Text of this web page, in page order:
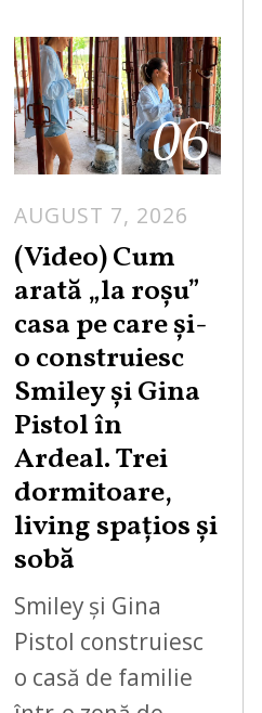
06
AUGUST 7, 2026
(Video) Cum
arată „la roşu”
casa pe care şi-
o construiesc
Smiley şi Gina
Pistol în
Ardeal. Trei
dormitoare,
living spațios și
sobă
Smiley și Gina
Pistol construiesc
o casă de familie